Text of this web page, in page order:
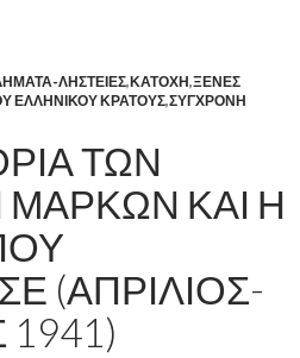
ΛΗΣΤΕΙΕΣ,ΚΑΤΟΧΗ,ΞΕΝΕΣ
ΕΛΛΗΝΙΚΟΥ ΚΡΑΤΟΥΣ,ΣΥΓΧΡΟΝΗ
ΤΩΝ
ΚΑΙ Η
(ΑΠΡΙΛΙΟΣ-